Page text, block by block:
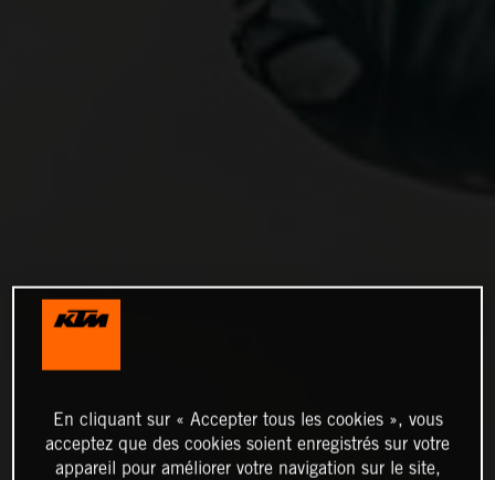
En cliquant sur « Accepter tous les cookies », vous
acceptez que des cookies soient enregistrés sur votre
appareil pour améliorer votre navigation sur le site,